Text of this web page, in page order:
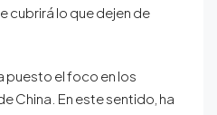
cubrirá lo que dejen de
puesto el foco en los
China. En este sentido, ha